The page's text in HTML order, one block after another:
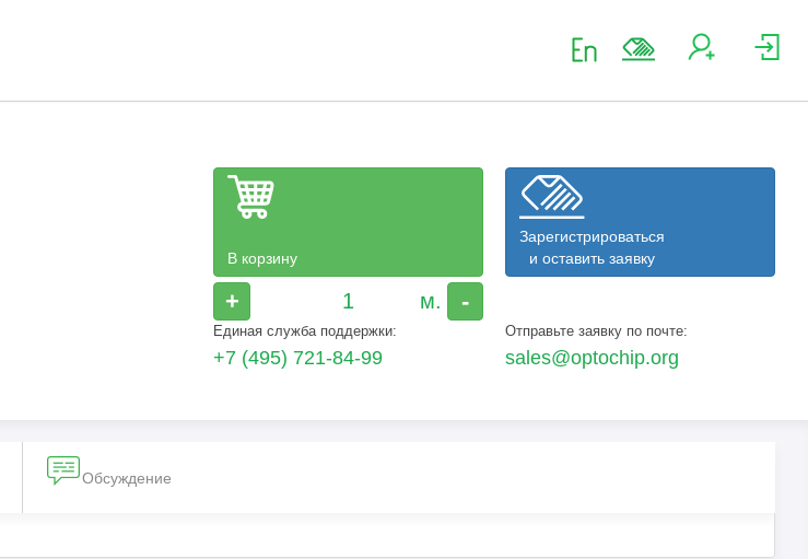
В корзину
+ -
Зарегистрироваться
и оставить заявку
Единая служба поддержки:
+7 (495) 721-84-99
Отправьте заявку по почте:
sales@optochip.org
Обсуждение